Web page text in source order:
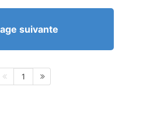
suivante
1